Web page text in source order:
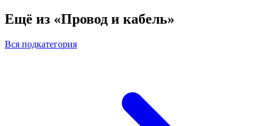
Ещё из «Провод и кабель»
Вся подкатегория